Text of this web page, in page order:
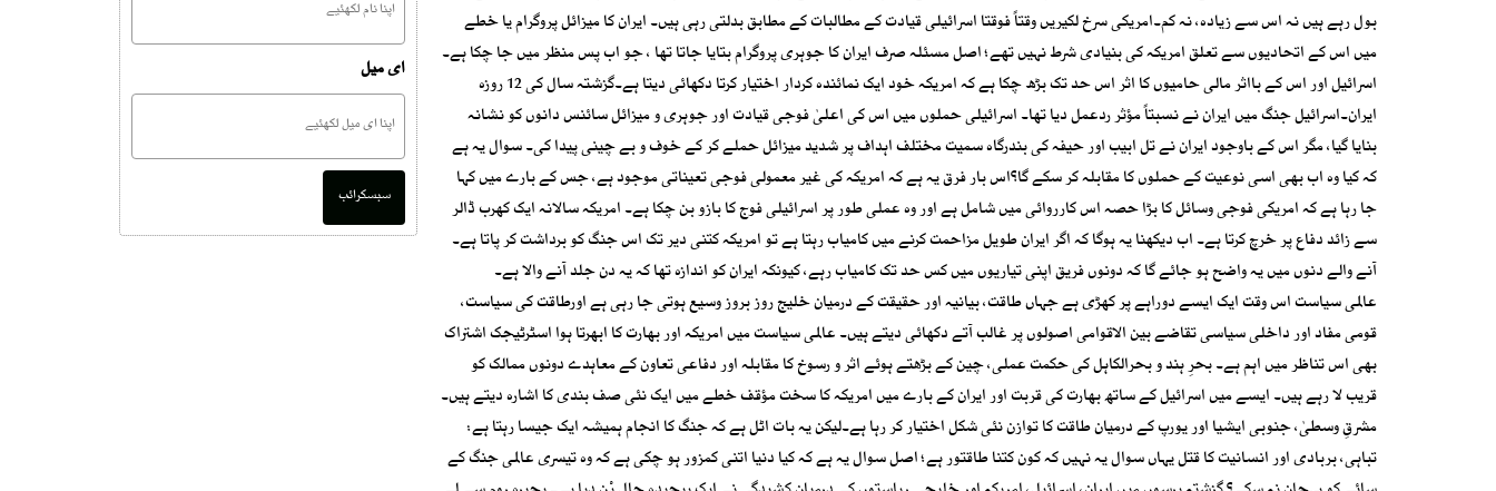
بول رہے ہیں نہ اس سے زیادہ، نہ کم۔امریکی سرخ لکیریں وقتاً فوقتا اسرائیلی قیادت کے مطالبات کے مطابق بدلتی رہی ہیں۔ ایران کا میزائل پروگرام یا خطے
میں اس کے اتحادیوں سے تعلق امریکہ کی بنیادی شرط نہیں تھے؛ اصل مسئلہ صرف ایران کا جوہری پروگرام بتایا جاتا تھا ، جو اب پس منظر میں جا چکا ہے۔
اسرائیل اور اس کے بااثر مالی حامیوں کا اثر اس حد تک بڑھ چکا ہے کہ امریکہ خود ایک نمائندہ کردار اختیار کرتا دکھائی دیتا ہے۔گزشتہ سال کی 12 روزہ
ایران۔اسرائیل جنگ میں ایران نے نسبتاً مؤثر ردعمل دیا تھا۔ اسرائیلی حملوں میں اس کی اعلیٰ فوجی قیادت اور جوہری و میزائل سائنس دانوں کو نشانہ
بنایا گیا، مگر اس کے باوجود ایران نے تل ابیب اور حیفہ کی بندرگاہ سمیت مختلف اہداف پر شدید میزائل حملے کر کے خوف و بے چینی پیدا کی۔ سوال یہ ہے
کہ کیا وہ اب بھی اسی نوعیت کے حملوں کا مقابلہ کر سکے گا؟اس بار فرق یہ ہے کہ امریکہ کی غیر معمولی فوجی تعیناتی موجود ہے، جس کے بارے میں کہا
جا رہا ہے کہ امریکی فوجی وسائل کا بڑا حصہ اس کارروائی میں شامل ہے اور وہ عملی طور پر اسرائیلی فوج کا بازو بن چکا ہے۔ امریکہ سالانہ ایک کھرب ڈالر
سے زائد دفاع پر خرچ کرتا ہے۔ اب دیکھنا یہ ہوگا کہ اگر ایران طویل مزاحمت کرنے میں کامیاب رہتا ہے تو امریکہ کتنی دیر تک اس جنگ کو برداشت کر پاتا ہے۔
آنے والے دنوں میں یہ واضح ہو جائے گا کہ دونوں فریق اپنی تیاریوں میں کس حد تک کامیاب رہے، کیونکہ ایران کو اندازہ تھا کہ یہ دن جلد آنے والا ہے۔
عالمی سیاست اس وقت ایک ایسے دوراہے پر کھڑی ہے جہاں طاقت، بیانیہ اور حقیقت کے درمیان خلیج روز بروز وسیع ہوتی جا رہی ہے اورطاقت کی سیاست،
قومی مفاد اور داخلی سیاسی تقاضے بین الاقوامی اصولوں پر غالب آتے دکھائی دیتے ہیں۔ عالمی سیاست میں امریکہ اور بھارت کا ابھرتا ہوا اسٹرٹیجک اشتراک
بھی اس تناظر میں اہم ہے۔ بحرِ ہند و بحرالکاہل کی حکمت عملی، چین کے بڑھتے ہوئے اثر و رسوخ کا مقابلہ اور دفاعی تعاون کے معاہدے دونوں ممالک کو
قریب لا رہے ہیں۔ ایسے میں اسرائیل کے ساتھ بھارت کی قربت اور ایران کے بارے میں امریکہ کا سخت مؤقف خطے میں ایک نئی صف بندی کا اشارہ دیتے ہیں۔
مشرقِ وسطیٰ، جنوبی ایشیا اور یورپ کے درمیان طاقت کا توازن نئی شکل اختیار کر رہا ہے۔لیکن یہ بات اٹل ہے کہ جنگ کا انجام ہمیشہ ایک جیسا رہتا ہے:
تباہی، بربادی اور انسانیت کا قتل یہاں سوال یہ نہیں کہ کون کتنا طاقتور ہے؛ اصل سوال یہ ہے کہ کیا دنیا اتنی کمزور ہو چکی ہے کہ وہ تیسری عالمی جنگ کے
ای میل
سبسکرائب